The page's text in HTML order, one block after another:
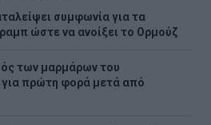
συμφωνία για τα
ώστε να ανοίξει το Ορμούζ
των μαρμάρων του
για πρώτη φορά μετά από